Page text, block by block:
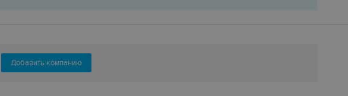
Добавить компанию